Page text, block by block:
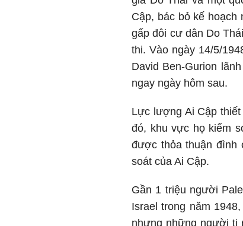
Cập, bác bỏ kế
gấp đôi cư dân Do
thi. Vào ngày 14/5/
David Ben-Gurion
ngay ngày hôm sau.
Lực lượng Ai Cập
đó, khu vực họ kiểm
được thỏa thuận đình
soát của Ai Cập.
Gần 1 triệu người
Israel trong năm
nhưng những người tị